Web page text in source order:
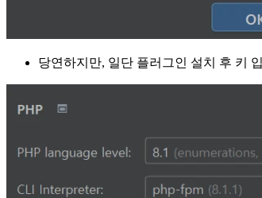
당연하지만, 일단 플러그인 설치 후 키